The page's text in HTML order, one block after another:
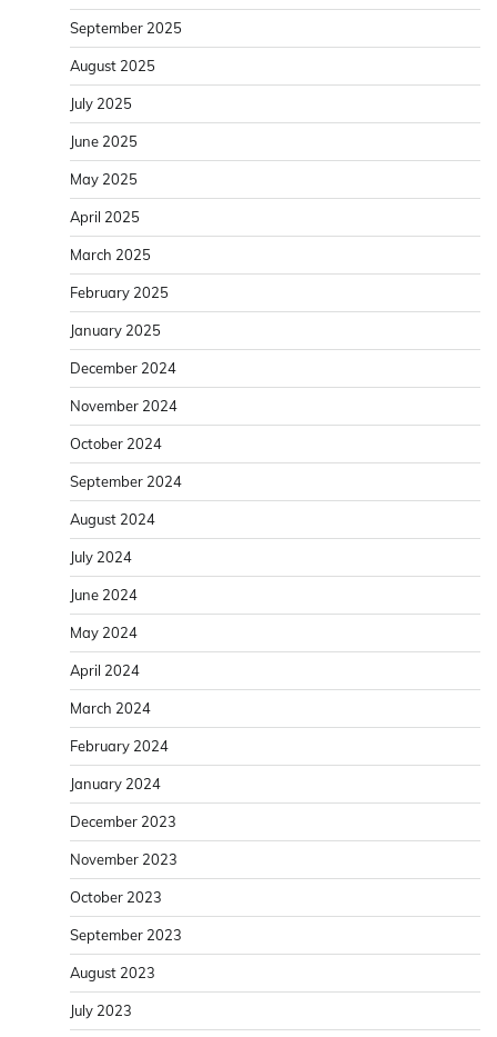
September 2025
August 2025
July 2025
June 2025
May 2025
April 2025
March 2025
February 2025
January 2025
December 2024
November 2024
October 2024
September 2024
August 2024
July 2024
June 2024
May 2024
April 2024
March 2024
February 2024
January 2024
December 2023
November 2023
October 2023
September 2023
August 2023
July 2023